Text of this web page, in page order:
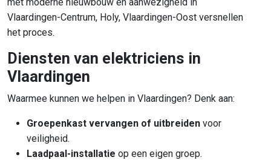
Vlaardingen-Centrum, Holy, Vlaardingen-Oost versnellen
het proces.
Diensten van elektriciens in
Vlaardingen
Waarmee kunnen we helpen in Vlaardingen? Denk aan:
Groepenkast vervangen of uitbreiden voor
veiligheid.
Laadpaal-installatie op een eigen groep.